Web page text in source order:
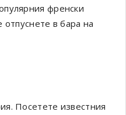
френски
в бара на
Посетете известния